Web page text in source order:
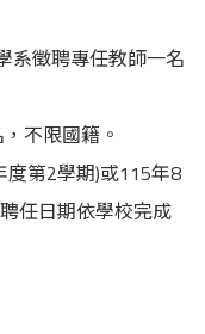
系徵聘專任教師一名
不限國籍。
第2學期)或115年8
任日期依學校完成